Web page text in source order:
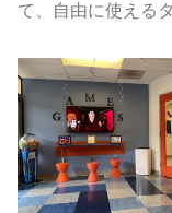
て、自由に使える